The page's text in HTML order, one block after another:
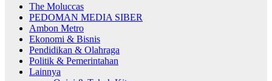
The Moluccas
PEDOMAN MEDIA SIBER
Ambon Metro
Ekonomi & Bisnis
Pendidikan & Olahraga
Politik & Pemerintahan
Lainnya